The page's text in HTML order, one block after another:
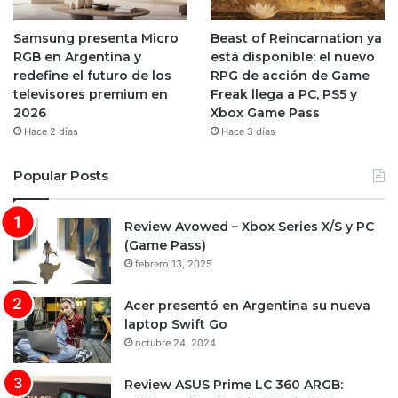
Samsung presenta Micro
RGB en Argentina y
redefine el futuro de los
televisores premium en
2026
Hace 2 días
Beast of Reincarnation ya
está disponible: el nuevo
RPG de acción de Game
Freak llega a PC, PS5 y
Xbox Game Pass
Hace 3 días
Popular Posts
Review Avowed – Xbox Series X/S y PC
(Game Pass)
febrero 13, 2025
Acer presentó en Argentina su nueva
laptop Swift Go
octubre 24, 2024
Review ASUS Prime LC 360 ARGB: